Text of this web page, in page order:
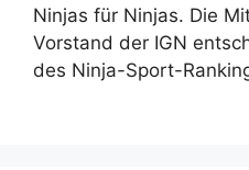
Ninjas für Ninjas. Die
Vorstand der IGN
des Ninja-Sport-